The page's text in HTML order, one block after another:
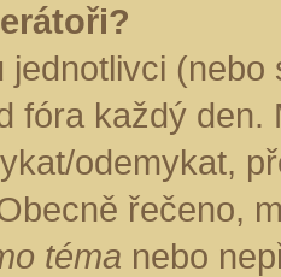
jednotlivci
fóra každý
odemykat,
řečeno,
téma nebo